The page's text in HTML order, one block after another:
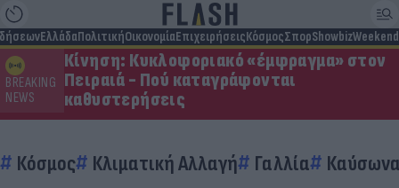
ΕλλάδαΠολιτικήΟικονομίαΕπιχειρήσειςΚόσμοςΣπορShowbizWeekend
BREAKING
NEWS
Κίνηση: Κυκλοφοριακό «έμφραγμα» στον
Πειραιά - Πού καταγράφονται
καθυστερήσεις
Κόσμος Κλιματική Αλλαγή Γαλλία